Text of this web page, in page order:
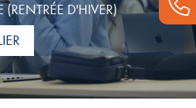
D'HIVER)